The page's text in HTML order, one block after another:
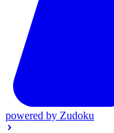
powered by Zudoku